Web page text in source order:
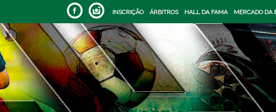
INSCRIÇÃO ÁRBITROS HALL DA FAMA MERCADO DA